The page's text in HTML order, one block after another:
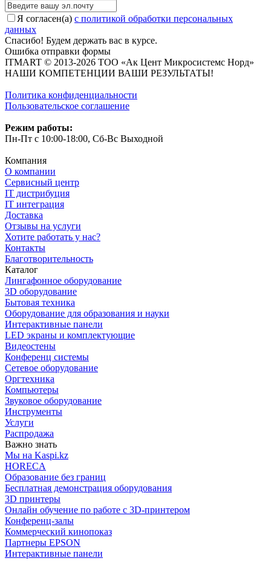
Я согласен(a) с политикой обработки персональных
данных
Спасибо! Будем держать вас в курсе.
Ошибка отправки формы
ITMART © 2013-2026 ТОО «Ак Цент Микросистемс Норд»
НАШИ КОМПЕТЕНЦИИ ВАШИ РЕЗУЛЬТАТЫ!
Политика конфиденциальности
Пользовательское соглашение
Режим работы:
Пн-Пт с 10:00-18:00, Сб-Вс Выходной
Компания
О компании
Сервисный центр
IT дистрибуция
IT интеграция
Доставка
Отзывы на услуги
Хотите работать у нас?
Контакты
Благотворительность
Каталог
Лингафонное оборудование
3D оборудование
Бытовая техника
Оборудование для образования и науки
Интерактивные панели
LED экраны и комплектующие
Видеостены
Конференц системы
Сетевое оборудование
Оргтехника
Компьютеры
Звуковое оборудование
Инструменты
Услуги
Распродажа
Важно знать
Мы на Kaspi.kz
HORECA
Образование без границ
Бесплатная демонстрация оборудования
3D принтеры
Онлайн обучение по работе с 3D-принтером
Конференц-залы
Коммерческий кинопоказ
Партнеры EPSON
Интерактивные панели